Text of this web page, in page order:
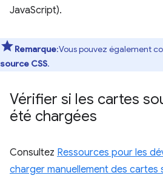
JavaScript).
Remarque:Vous pouvez également
source CSS.
Vérifier si les cartes
été chargées
Consultez Ressources pour les
charger manuellement des cartes